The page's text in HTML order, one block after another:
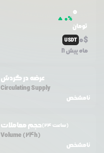
0%
0
تومان
USDT 0$
8 ماه پیش
عرضه در گردش
Circulating Supply
نامشخص
حجم معاملات (24 ساعت)
Volume (24h)
نامشخص